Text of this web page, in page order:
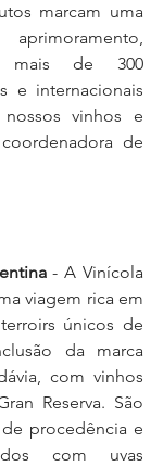
marcam uma
mais de 300
e internacionais
vinhos e
de
- A Vinícola
viagem rica em
únicos de
da marca
com vinhos
Reserva. São
procedência e
com uvas